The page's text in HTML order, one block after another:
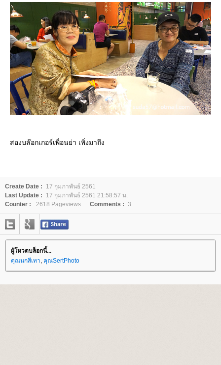
สองบล๊อกเกอร์เพื่อนย่า เพิ่งมาถึง
Create Date :
17 กุมภาพันธ์ 2561
Last Update :
17 กุมภาพันธ์ 2561 21:58:57 น.
Counter :
2618 Pageviews. Comments : 3
ผู้โหวตบล็อกนี้...
คุณนกสีเทา คุณSertPhoto